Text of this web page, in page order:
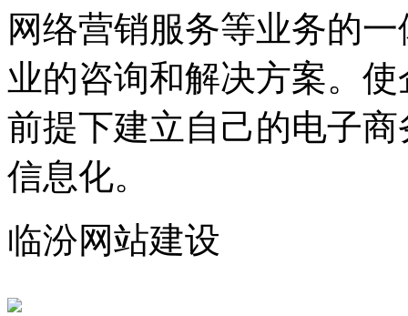
网络营销服务等业务的
业的咨询和解决方案。
前提下建立自己的电子
信息化。
临汾网站建设